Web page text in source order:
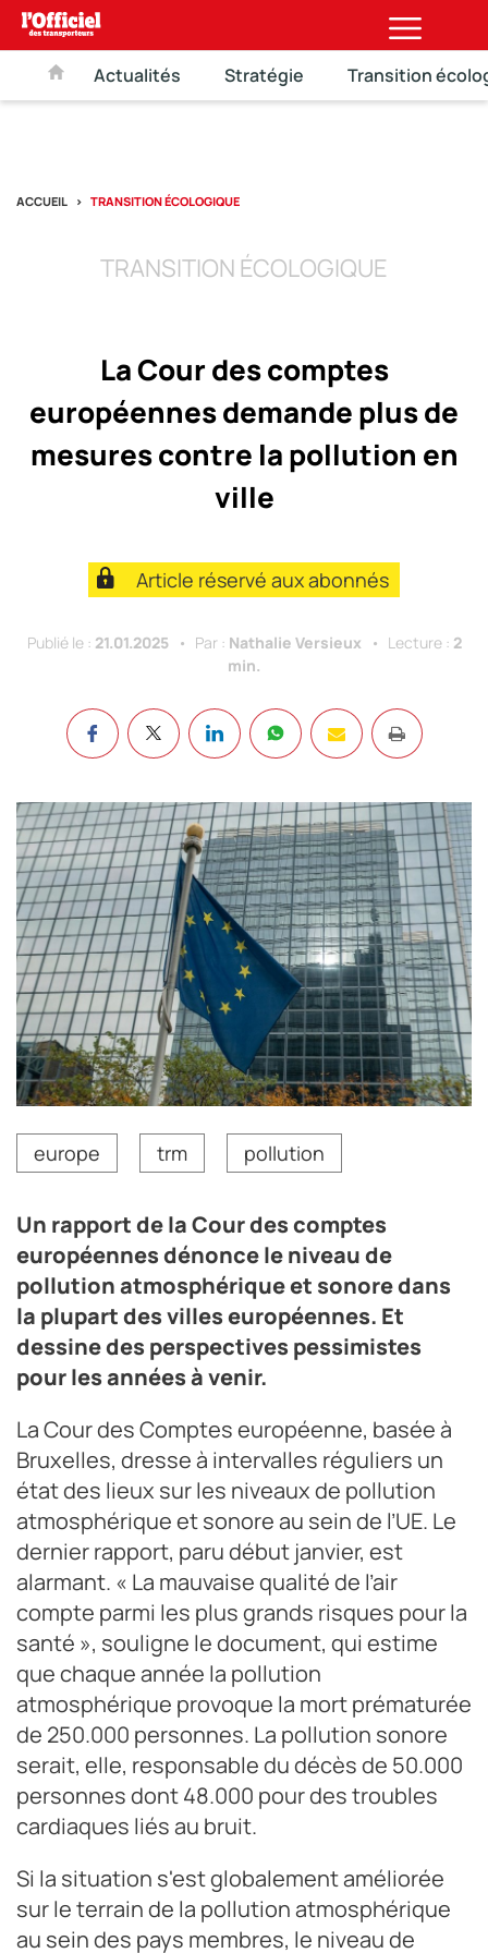
Actualités Stratégie Transition
ACCUEIL TRANSITION ÉCOLOGIQUE
TRANSITION ÉCOLOGIQUE
La Cour des comptes
européennes demande plus de
mesures contre la pollution en
ville
Article réservé aux abonnés
Publié le : 21.01.2025 Par : Nathalie Versieux Lecture : 2
min.
europe trm pollution
Un rapport de la Cour des comptes
européennes dénonce le niveau de
pollution atmosphérique et sonore dans
la plupart des villes européennes. Et
dessine des perspectives pessimistes
pour les années à venir.
La Cour des Comptes européenne, basée à
Bruxelles, dresse à intervalles réguliers un
état des lieux sur les niveaux de pollution
atmosphérique et sonore au sein de l’UE. Le
dernier rapport, paru début janvier, est
alarmant. « La mauvaise qualité de l’air
compte parmi les plus grands risques pour la
santé », souligne le document, qui estime
que chaque année la pollution
atmosphérique provoque la mort prématurée
de 250.000 personnes. La pollution sonore
serait, elle, responsable du décès de 50.000
personnes dont 48.000 pour des troubles
cardiaques liés au bruit.
Si la situation s'est globalement améliorée
sur le terrain de la pollution atmosphérique
au sein des pays membres, le niveau de